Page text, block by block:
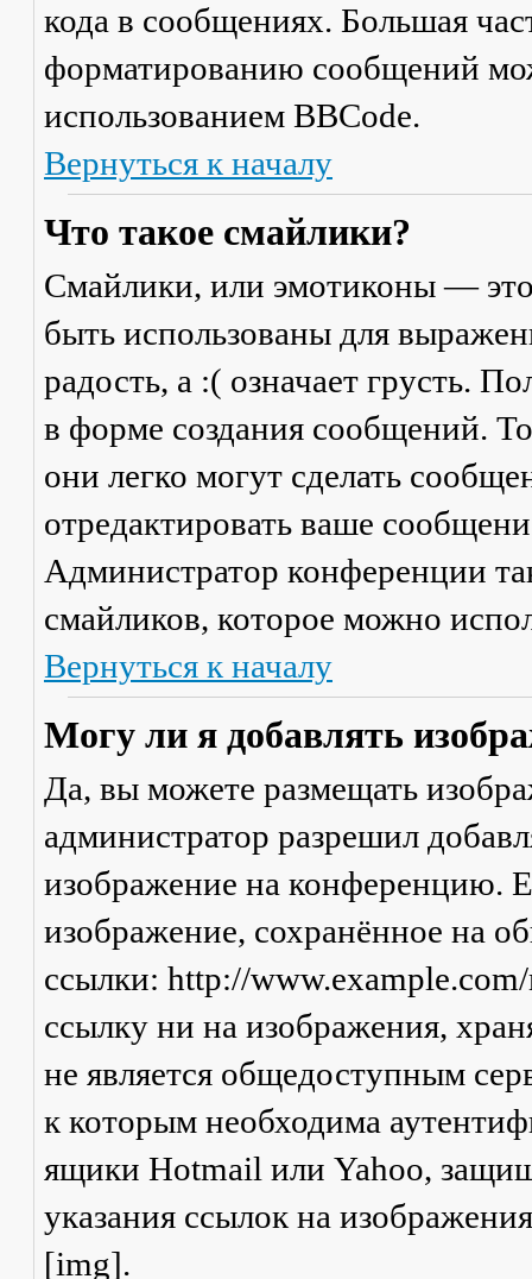
кода в сообщениях. Большая
форматированию сообщений
использованием BBCode.
Вернуться к началу
Что такое смайлики?
Смайлики, или эмотиконы —
быть использованы для
радость, а :( означает грусть.
в форме создания сообщений.
они легко могут сделать
отредактировать ваше
Администратор конференции
смайликов, которое можно
Вернуться к началу
Могу ли я добавлять
Да, вы можете размещать
администратор разрешил
изображение на конференцию.
изображение, сохранённое на
ссылки: http://
ссылку ни на изображения,
не является общедоступным
к которым необходима
ящики Hotmail или Yahoo,
указания ссылок на
[img].